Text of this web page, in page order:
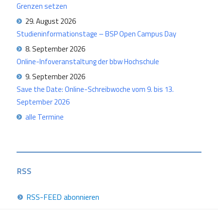
Grenzen setzen
29. August 2026
Studieninformationstage – BSP Open Campus Day
8. September 2026
Online-Infoveranstaltung der bbw Hochschule
9. September 2026
Save the Date: Online-Schreibwoche vom 9. bis 13.
September 2026
alle Termine
RSS
RSS-FEED abonnieren